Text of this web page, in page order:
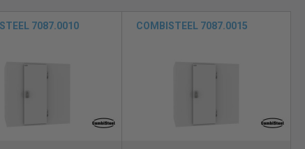
7087.0010 COMBISTEEL 7087.0015